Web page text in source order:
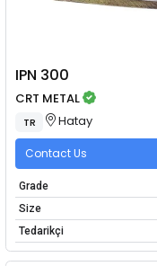
IPN 300
CRT METAL
TR Hatay
Contact Us
Grade
Size
Tedarikçi